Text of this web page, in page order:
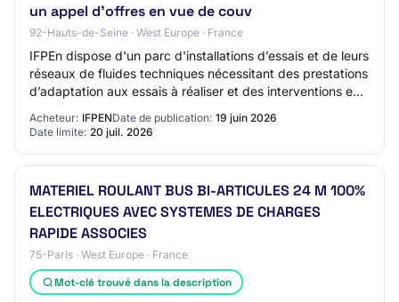
un appel d'offres en vue de couv
92-Hauts-de-Seine · West Europe · France
IFPEn dispose d'un parc d'installations d’essais et de leurs
réseaux de fluides techniques nécessitant des prestations
d’adaptation aux essais à réaliser et des interventions en
Acheteur: IFPENDate de publication: 19 juin 2026
Date limite: 20 juil. 2026
MATERIEL ROULANT BUS BI-ARTICULES 24 M 100%
ELECTRIQUES AVEC SYSTEMES DE CHARGES
RAPIDE ASSOCIES
75-Paris · West Europe · France
Mot-clé trouvé dans la description